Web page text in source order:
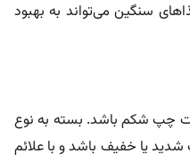
سنگین می‌تواند به بهبود
چپ شکم باشد. بسته به نوع
یا خفیف باشد و با علائم